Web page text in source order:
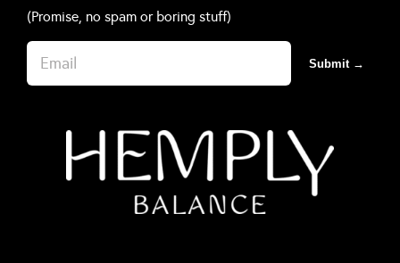
(Promise, no spam or boring stuff)
Submit →